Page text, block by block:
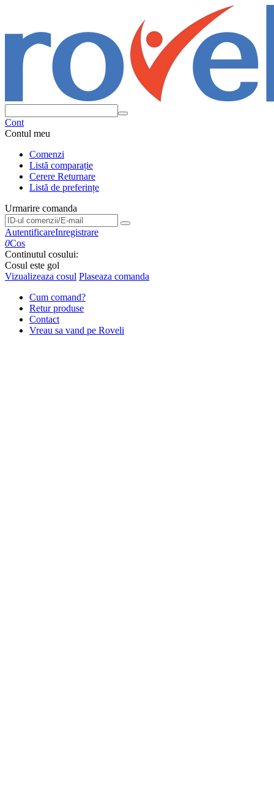
Cont
Contul meu
Comenzi
Listă comparație
Cerere Returnare
Listă de preferințe
Urmarire comanda
Urmarire comanda
AutentificareInregistrare
0Cos
Continutul cosului:
Cosul este gol
Vizualizeaza cosul Plaseaza comanda
Cum comand?
Retur produse
Contact
Vreau sa vand pe Roveli